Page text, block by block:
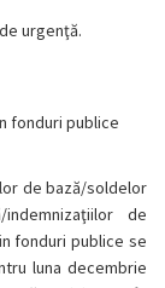
urgenţă.
fonduri publice
de bază/soldelor
de
fonduri publice se
luna decembrie